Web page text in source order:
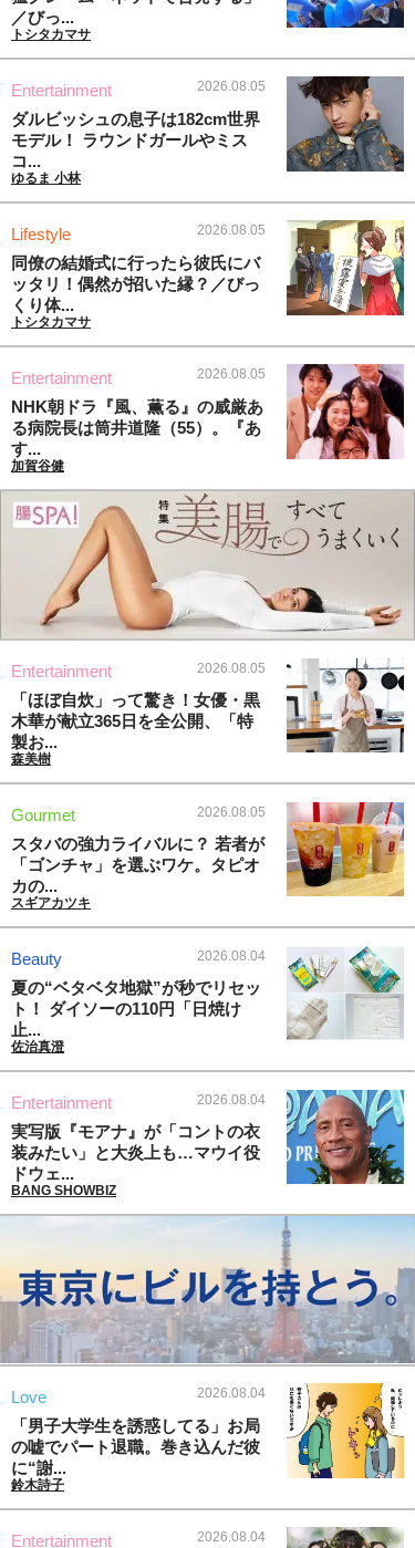
／びっ...
トシタカマサ
Entertainment 2026.08.05
ダルビッシュの息子は182cm世界
モデル！ ラウンドガールやミス
コ...
ゆるま 小林
Lifestyle 2026.08.05
同僚の結婚式に行ったら彼氏にバ
ッタリ！偶然が招いた縁？／びっ
くり体...
トシタカマサ
Entertainment 2026.08.05
NHK朝ドラ『風、薫る』の威厳あ
る病院長は筒井道隆（55）。『あ
す...
加賀谷健
Entertainment 2026.08.05
「ほぼ自炊」って驚き！女優・黒
木華が献立365日を全公開、「特
製お...
森美樹
Gourmet 2026.08.05
スタバの強力ライバルに？ 若者が
「ゴンチャ」を選ぶワケ。タピオ
カの...
スギアカツキ
Beauty 2026.08.04
夏の“ベタベタ地獄”が秒でリセッ
ト！ ダイソーの110円「日焼け
止...
佐治真澄
Entertainment 2026.08.04
実写版『モアナ』が「コントの衣
装みたい」と大炎上も…マウイ役
ドウェ...
BANG SHOWBIZ
Love 2026.08.04
「男子大学生を誘惑してる」お局
の嘘でパート退職。巻き込んだ彼
に“謝...
鈴木詩子
Entertainment 2026.08.04